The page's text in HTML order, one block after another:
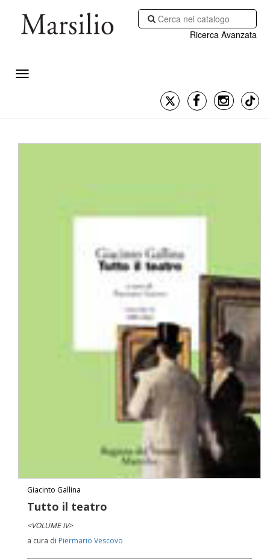
Ricerca Avanzata
Giacinto Gallina
Tutto il teatro
<VOLUME IV>
a cura di Piermario Vescovo